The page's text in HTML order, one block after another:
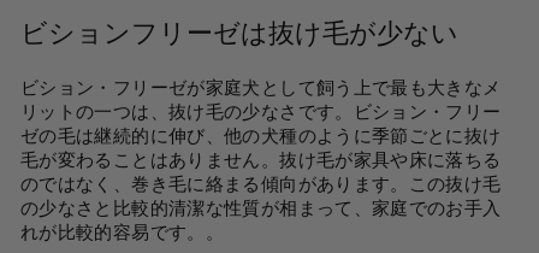
ビションフリーゼは抜け毛が少ない
ビション・フリーゼが家庭犬として飼う上で最も大きなメ
リットの一つは、抜け毛の少なさです。ビション・フリー
ゼの毛は継続的に伸び、他の犬種のように季節ごとに抜け
毛が変わることはありません。抜け毛が家具や床に落ちる
のではなく、巻き毛に絡まる傾向があります。この抜け毛
の少なさと比較的清潔な性質が相まって、家庭でのお手入
れが比較的容易です。 。